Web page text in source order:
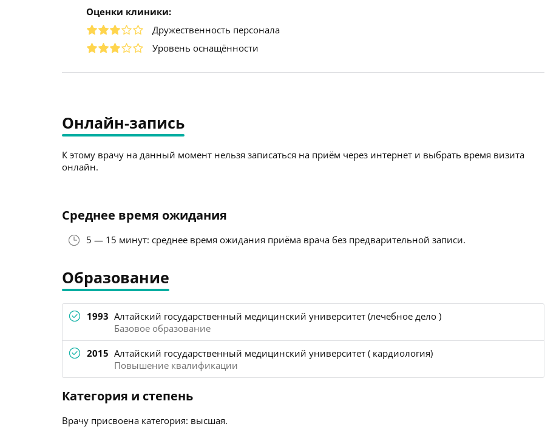
Оценки клиники:
Дружественность персонала
Уровень оснащённости
Онлайн-запись
К этому врачу на данный момент нельзя записаться на приём через интернет и выбрать время визита
онлайн.
Среднее время ожидания
5 — 15 минут: среднее время ожидания приёма врача без предварительной записи.
Образование
1993 Алтайский государственный медицинский университет (лечебное дело )
Базовое образование
2015 Алтайский государственный медицинский университет ( кардиология)
Повышение квалификации
Категория и степень
Врачу присвоена категория: высшая.